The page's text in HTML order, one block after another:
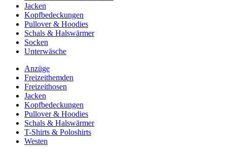
Jacken
Kopfbedeckungen
Pullover & Hoodies
Schals & Halswärmer
Socken
Unterwäsche
Anzüge
Freizeithemden
Freizeithosen
Jacken
Kopfbedeckungen
Pullover & Hoodies
Schals & Halswärmer
T-Shirts & Poloshirts
Westen